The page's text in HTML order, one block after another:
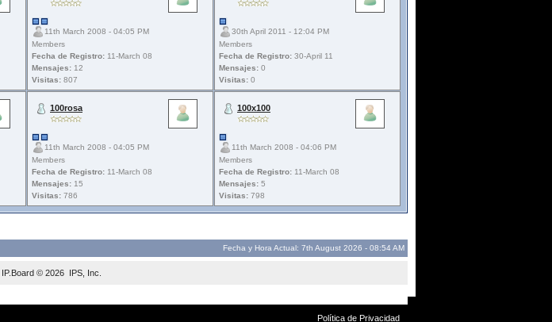
11th March 2008 - 04:05 PM
Members
Fecha de Registro: 11-March 08
Mensajes: 12
Visitas: 807
30th April 2011 - 12:04 PM
Members
Fecha de Registro: 30-April 11
Mensajes: 0
Visitas: 0
100rosa
11th March 2008 - 04:05 PM
Members
Fecha de Registro: 11-March 08
Mensajes: 15
Visitas: 786
100x100
11th March 2008 - 04:06 PM
Members
Fecha de Registro: 11-March 08
Mensajes: 5
Visitas: 798
Fecha y Hora Actual: 7th August 2026 - 08:54 AM
IP.Board © 2026 IPS, Inc
Política de Privacidad